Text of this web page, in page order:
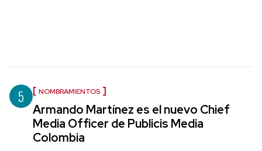
5 NOMBRAMIENTOS
Armando Martínez es el nuevo Chief
Media Officer de Publicis Media
Colombia